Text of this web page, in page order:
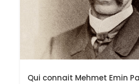
Qui connait Mehmet Emin